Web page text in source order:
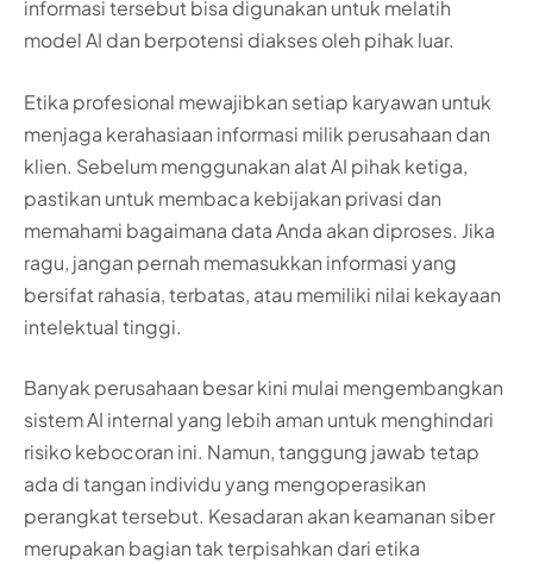
informasi tersebut bisa digunakan untuk melatih
model AI dan berpotensi diakses oleh pihak luar.
Etika profesional mewajibkan setiap karyawan untuk
menjaga kerahasiaan informasi milik perusahaan dan
klien. Sebelum menggunakan alat AI pihak ketiga,
pastikan untuk membaca kebijakan privasi dan
memahami bagaimana data Anda akan diproses. Jika
ragu, jangan pernah memasukkan informasi yang
bersifat rahasia, terbatas, atau memiliki nilai kekayaan
intelektual tinggi.
Banyak perusahaan besar kini mulai mengembangkan
sistem AI internal yang lebih aman untuk menghindari
risiko kebocoran ini. Namun, tanggung jawab tetap
ada di tangan individu yang mengoperasikan
perangkat tersebut. Kesadaran akan keamanan siber
merupakan bagian tak terpisahkan dari etika